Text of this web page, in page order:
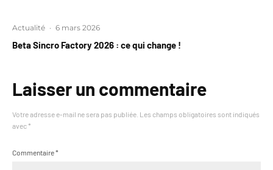
Actualité · 6 mars 2026
Beta Sincro Factory 2026 : ce qui change !
Laisser un commentaire
Votre adresse e-mail ne sera pas publiée. Les champs obligatoires sont indiqués
avec *
Commentaire*